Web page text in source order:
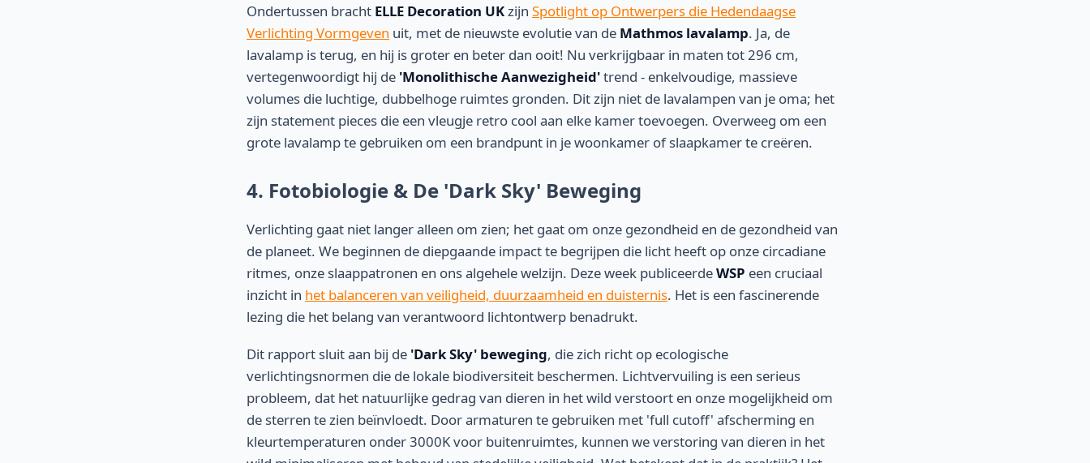
Ondertussen bracht ELLE Decoration UKzijn Spotlight op Ontwerpers die Hedendaagse
Verlichting Vormgeven uit, met de nieuwste evolutie van de Mathmos lavalamp. Ja, de
lavalamp is terug, en hij is groter en beter dan ooit! Nu verkrijgbaar in maten tot 296 cm,
vertegenwoordigt hij de 'Monolithische Aanwezigheid'trend - enkelvoudige, massieve
volumes die luchtige, dubbelhoge ruimtes gronden. Dit zijn niet de lavalampen van je oma; het
zijn statement pieces die een vleugje retro cool aan elke kamer toevoegen. Overweeg om een
grote lavalamp te gebruiken om een ​​brandpunt in je woonkamer of slaapkamer te creëren.
4. Fotobiologie & De 'Dark Sky' Beweging
Verlichting gaat niet langer alleen om zien; het gaat om onze gezondheid en de gezondheid van
de planeet. We beginnen de diepgaande impact te begrijpen die licht heeft op onze circadiane
ritmes, onze slaappatronen en ons algehele welzijn. Deze week publiceerdeWSP een cruciaal
inzicht in het balanceren van veiligheid, duurzaamheid en duisternis. Het is een fascinerende
lezing die het belang van verantwoord lichtontwerp benadrukt.
Dit rapport sluit aan bij de 'Dark Sky' beweging, die zich richt op ecologische
verlichtingsnormen die de lokale biodiversiteit beschermen. Lichtvervuiling is een serieus
probleem, dat het natuurlijke gedrag van dieren in het wild verstoort en onze mogelijkheid om
de sterren te zien beïnvloedt. Door armaturen te gebruiken met 'full cutoff' afscherming en
kleurtemperaturen onder 3000K voor buitenruimtes, kunnen we verstoring van dieren in het